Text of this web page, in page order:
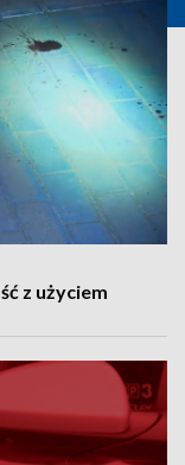
z użyciem